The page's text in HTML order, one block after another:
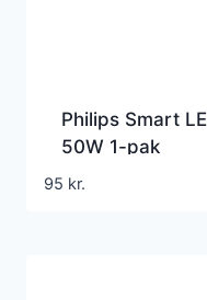
Philips Smart
50W 1-pak
95 kr.